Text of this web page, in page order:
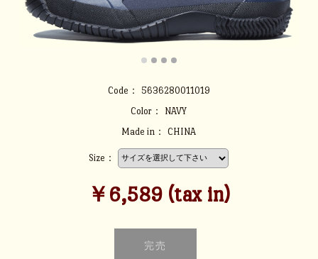
Code：
5636280011019
Color：
NAVY
Made in：
CHINA
Size：
￥6,589 (tax in)